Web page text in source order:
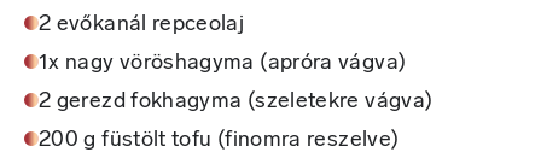
2 evőkanál repceolaj
1x nagy vöröshagyma (apróra vágva)
2 gerezd fokhagyma (szeletekre vágva)
200 g füstölt tofu (finomra reszelve)